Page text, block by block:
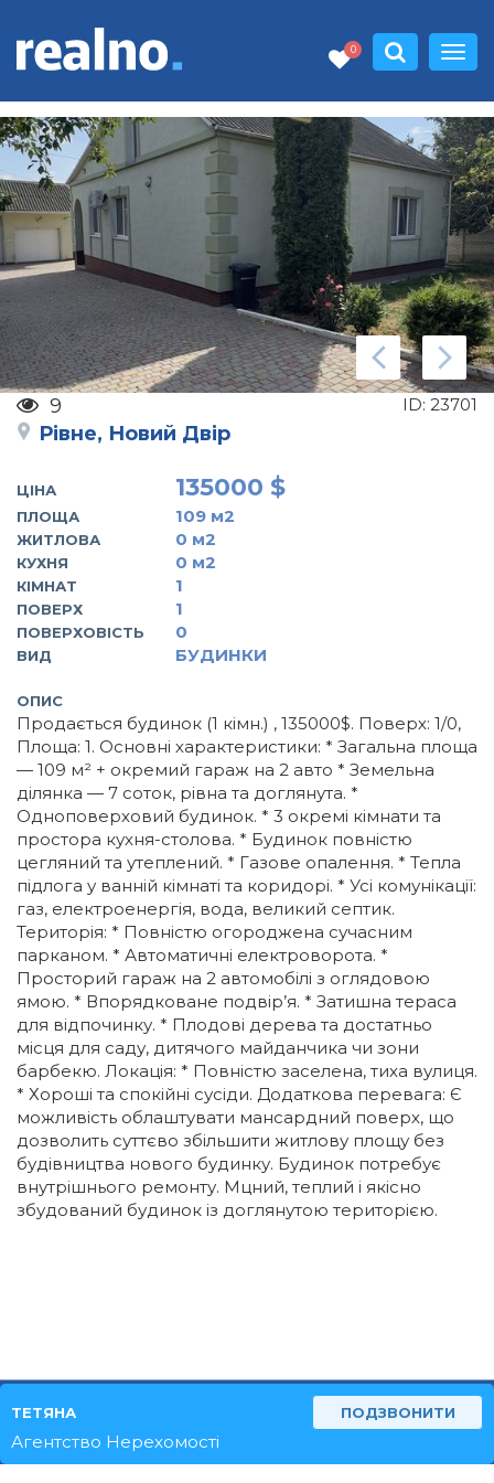
0
9 ID: 23701
Рівне, Новий Двір
ЦІНА 135000 $
ПЛОЩА 109 м2
ЖИТЛОВА 0 м2
КУХНЯ 0 м2
КІМНАТ 1
ПОВЕРХ 1
ПОВЕРХОВІСТЬ 0
ВИД БУДИНКИ
ТЕТЯНА ПОДЗВОНИТИ
Агентство Нерехомості
ОПИС
Продається будинок (1 кімн.) , 135000$. Поверх: 1/0,
Площа: 1. Основні характеристики: * Загальна площа
— 109 м² + окремий гараж на 2 авто * Земельна
ділянка — 7 соток, рівна та доглянута. *
Одноповерховий будинок. * 3 окремі кімнати та
простора кухня-столова. * Будинок повністю
цегляний та утеплений. * Газове опалення. * Тепла
підлога у ванній кімнаті та коридорі. * Усі комунікації:
газ, електроенергія, вода, великий септик.
Територія: * Повністю огороджена сучасним
парканом. * Автоматичні електроворота. *
Просторий гараж на 2 автомобілі з оглядовою
ямою. * Впорядковане подвір’я. * Затишна тераса
для відпочинку. * Плодові дерева та достатньо
місця для саду, дитячого майданчика чи зони
барбекю. Локація: * Повністю заселена, тиха вулиця.
* Хороші та спокійні сусіди. Додаткова перевага: Є
можливість облаштувати мансардний поверх, що
дозволить суттєво збільшити житлову площу без
будівництва нового будинку. Будинок потребує
внутрішнього ремонту. Мцний, теплий і якісно
збудований будинок із доглянутою територією.
© 2026 REALNO.ESTATE ВСІ ПРАВА ЗАХИЩЕНО.